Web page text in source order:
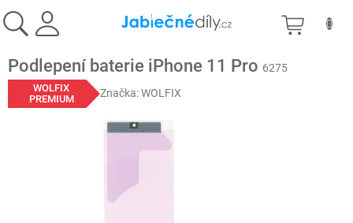
na
obsah
Podlepení baterie iPhone 11 Pro 6275
WOLFIX
PREMIUM
Značka:WOLFIX